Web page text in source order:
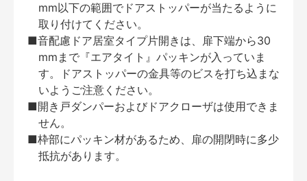
mm以下の範囲でドアストッパーが当たるように
取り付けてください。
■音配慮ドア居室タイプ片開きは、扉下端から30
mmまで『エアタイト』パッキンが入っていま
す。ドアストッパーの金具等のビスを打ち込まな
いようご注意ください。
■開き戸ダンパーおよびドアクローザは使用できま
せん。
■枠部にパッキン材があるため、扉の開閉時に多少
抵抗があります。